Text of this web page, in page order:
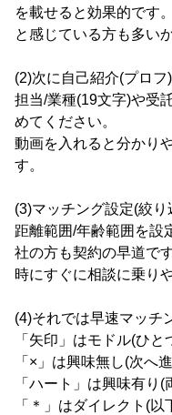
を載せると効果的です
と感じている方も多い
(2)次に自己紹介(プロフ)
担当/業種(19文字)や受
めてください。
動画を入れると分かり
す。
(3)マッチング設定(絞り
距離範囲/年齢範囲を設
社の方も契約の早道で
時にすぐに相談に乗り
(4)それでは早速マッチ
「矢印」はモドル(ひと
「×」は興味無し(次へ
「ハート」は興味有り
「＊」はダイレクト(以